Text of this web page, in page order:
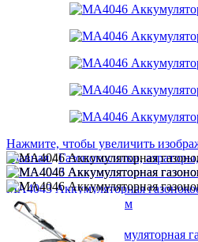
Нажмите, чтобы увеличить
Главная/ Газонокосилки,
MA4043 Аккумуляторная
Вернуться к продуктам
RMA 253.0 SET Аккумуляторная